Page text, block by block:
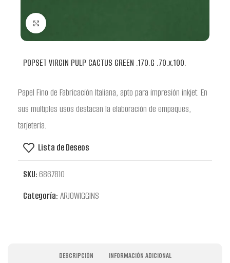
POPSET VIRGIN PULP CACTUS GREEN .170.G .70.x.100.
Papel Fino de Fabricación Italiana, apto para impresión inkjet. En
sus multiples usos destacan la elaboración de empaques,
tarjeteria.
Lista de Deseos
SKU:6867810
Categoría: ARJOWIGGINS
DESCRIPCIÓN INFORMACIÓN ADICIONAL